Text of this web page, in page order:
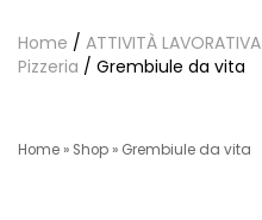
Home / ATTIVITÀ LAVORATIVA
Pizzeria / Grembiule da vita
Home » Shop » Grembiule da vita